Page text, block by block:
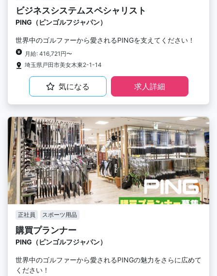
ビジネスシステムスペシャリスト
PING（ピンゴルフジャパン）
世界中のゴルファーから愛されるPINGを支えてください！
月給: 416,721円〜
埼玉県戸田市美女木東2-1-14
気になる 求人詳細
正社員 スポーツ用品
購買プランナー
PING（ピンゴルフジャパン）
世界中のゴルファーから愛されるPINGの魅力をさらに広めて
ください！